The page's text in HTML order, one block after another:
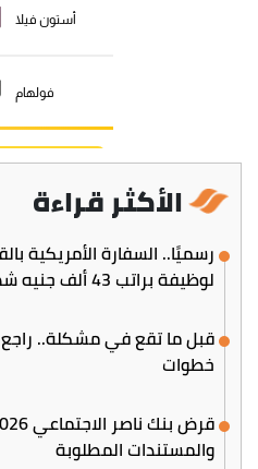
الأكثر قراءة
رسميًا.. السفارة الأمريكية
لوظيفة براتب 43 ألف جنيه شهريًا
خطوات
والمستندات المطلوبة